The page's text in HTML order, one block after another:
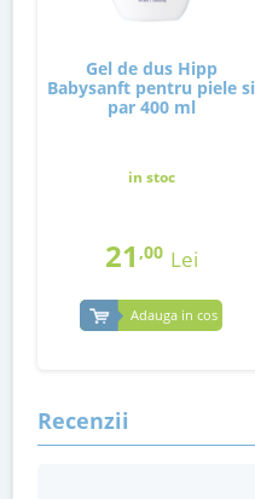
Gel de dus Hipp
Babysanft pentru piele si
par 400 ml
in stoc
21 ,00 Lei
Adauga in cos
Recenzii